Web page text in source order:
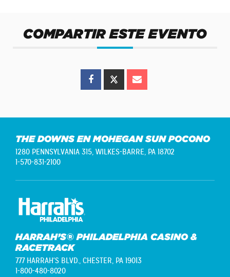
COMPARTIR ESTE EVENTO
THE DOWNS EN MOHEGAN SUN POCONO
1280 PENNSYLVANIA 315, WILKES-BARRE, PA 18702
1-570-831-2100
HARRAH’S® PHILADELPHIA CASINO &
RACETRACK
777 HARRAH'S BLVD., CHESTER, PA 19013
1-800-480-8020